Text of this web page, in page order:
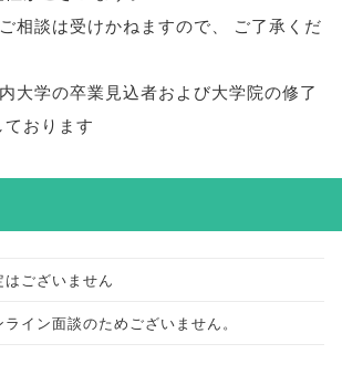
相談は受けかねますので、
ご了承くだ
大学の卒業見込者および大学院の修了
おります
はございません
ライン面談のためございません。